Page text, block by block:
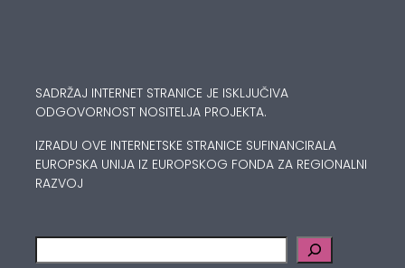
SADRŽAJ INTERNET STRANICE JE ISKLJUČIVA
ODGOVORNOST NOSITELJA PROJEKTA.
IZRADU OVE INTERNETSKE STRANICE SUFINANCIRALA
EUROPSKA UNIJA IZ EUROPSKOG FONDA ZA REGIONALNI
RAZVOJ